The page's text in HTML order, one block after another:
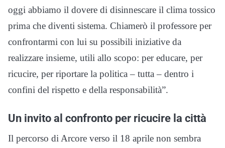
oggi abbiamo il dovere di disinnescare il clima tossico
prima che diventi sistema. Chiamerò il professore per
confrontarmi con lui su possibili iniziative da
realizzare insieme, utili allo scopo: per educare, per
ricucire, per riportare la politica – tutta – dentro i
confini del rispetto e della responsabilità”.
Un invito al confronto per ricucire la città
Il percorso di Arcore verso il 18 aprile non sembra